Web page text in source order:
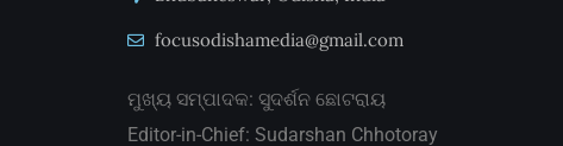
focusodishamedia@gmail.com
ମୁଖ୍ୟ ସମ୍ପାଦକ: ସୁଦର୍ଶନ ଛୋଟରାୟ
Editor-in-Chief: Sudarshan Chhotoray